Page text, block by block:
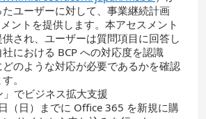
ユーザーに対して、事業継続計画
ントを提供します。本アセスメント
され、ユーザーは質問項目に回答し
における BCP への対応度を認識
どのような対応が必要であるかを確認
。
」でビジネス拡大支援
（日）までに Office 365 を新規に購